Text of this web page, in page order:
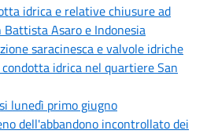
idrica e relative chiusure ad
Asaro e Indonesia
saracinesca e valvole idriche
idrica nel quartiere San
lunedì primo giugno
dell'abbandono incontrollato dei